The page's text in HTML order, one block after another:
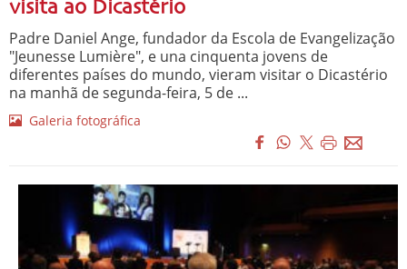
visita ao Dicastério
Padre Daniel Ange, fundador da Escola de Evangelização
"Jeunesse Lumière", e una cinquenta jovens de
diferentes países do mundo, vieram visitar o Dicastério
na manhã de segunda-feira, 5 de ...
Galeria fotográfica